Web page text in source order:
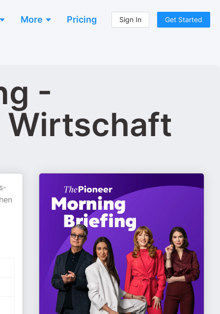
More Pricing Sign In Get Started
-
Wirtschaft